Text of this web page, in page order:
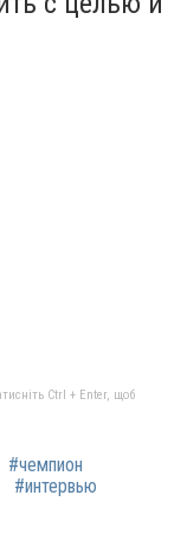
Ctrl + Enter, щоб
#чемпион
#интервью